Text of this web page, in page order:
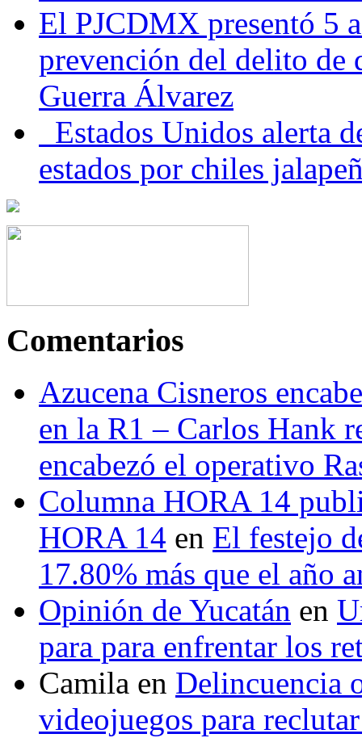
El PJCDMX presentó 5
prevención del delito de
Guerra Álvarez
Estados Unidos alerta
estados por chiles
Comentarios
Azucena Cisneros
en la R1 – Carlos Hank
encabezó el operativo
Columna HORA 14
HORA 14 en El festejo
17.80% más que el año
Opinión de Yucatán en
para para enfrentar los
Camila en Delincuencia
videojuegos para